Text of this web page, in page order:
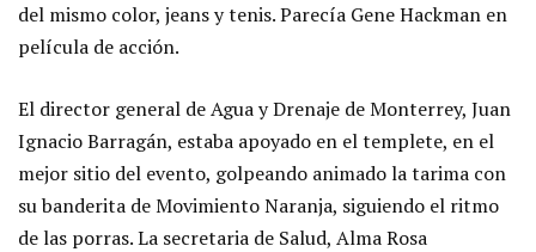
del mismo color, jeans y tenis. Parecía Gene Hackman en
película de acción.
El director general de Agua y Drenaje de Monterrey, Juan
Ignacio Barragán, estaba apoyado en el templete, en el
mejor sitio del evento, golpeando animado la tarima con
su banderita de Movimiento Naranja, siguiendo el ritmo
de las porras. La secretaria de Salud, Alma Rosa